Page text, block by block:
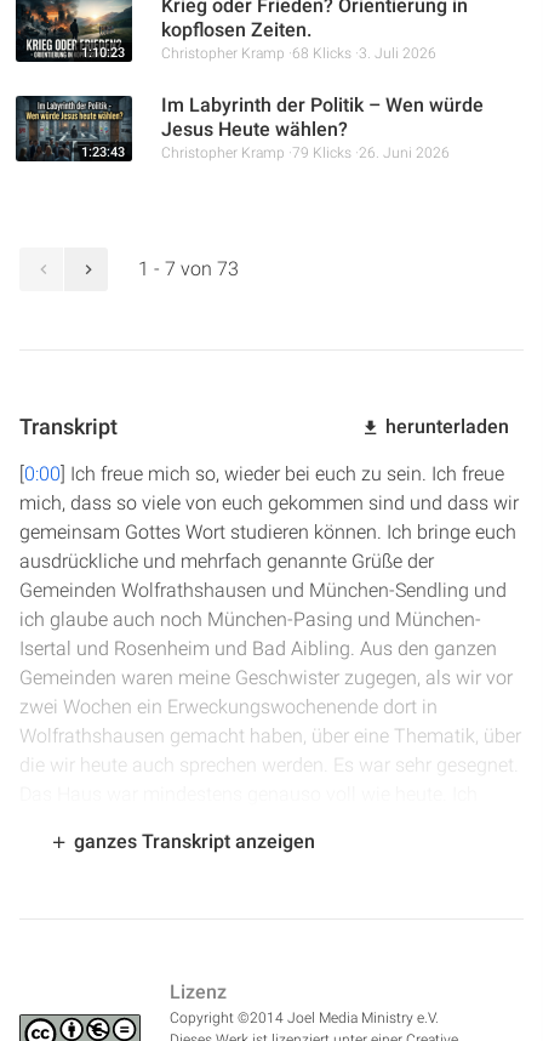
1:10:23
Krieg oder Frieden? Orientierung in
kopflosen Zeiten.
Christopher Kramp 68 Klicks 3. Juli 2026
1:23:43
Im Labyrinth der Politik – Wen würde
Jesus Heute wählen?
Christopher Kramp 79 Klicks 26. Juni 2026
1 - 7 von 73
Transkript herunterladen
[0:00] Ich freue mich so, wieder bei euch zu sein. Ich freue
mich, dass so viele von euch gekommen sind und dass wir
gemeinsam Gottes Wort studieren können. Ich bringe euch
ausdrückliche und mehrfach genannte Grüße der
Gemeinden Wolfrathshausen und München-Sendling und
ich glaube auch noch München-Pasing und München-
Isertal und Rosenheim und Bad Aibling. Aus den ganzen
Gemeinden waren meine Geschwister zugegen, als wir vor
zwei Wochen ein Erweckungswochenende dort in
Wolfrathshausen gemacht haben, über eine Thematik, über
die wir heute auch sprechen werden. Es war sehr gesegnet.
Mönchengladbach, Düsseldorf, Krefeld, Erkelenz, Moers
den Geschwistern das Wort Gottes zu studieren.
ganzes Transkript anzeigen
Lizenz
Copyright ©2014 Joel Media Ministry e.V.